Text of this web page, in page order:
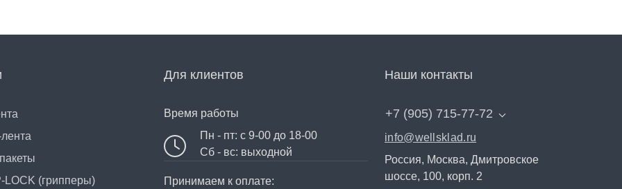
LOCK (грипперы)
Для клиентов
Время работы
Пн - пт: с 9-00 до 18-00
Сб - вс: выходной
Принимаем к оплате:
Наши контакты
+7 (905) 715-77-72
info@wellsklad.ru
Россия, Москва, Дмитровское
шоссе, 100, корп. 2